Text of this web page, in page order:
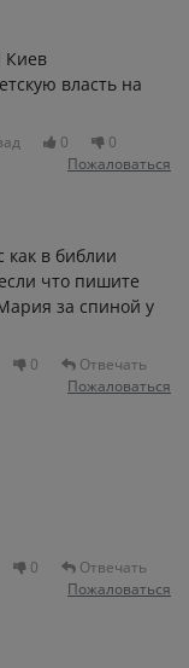
Киев
власть на
0
0
Пожаловаться
как в библии
что пишите
за спиной у
0
Отвечать
Пожаловаться
0
Отвечать
Пожаловаться